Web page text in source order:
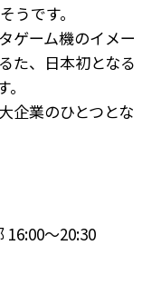
うです。
ゲーム機のイメー
た、日本初となる
企業のひとつとな
～20:30